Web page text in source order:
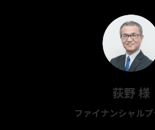
荻野 様
ファイナンシャル